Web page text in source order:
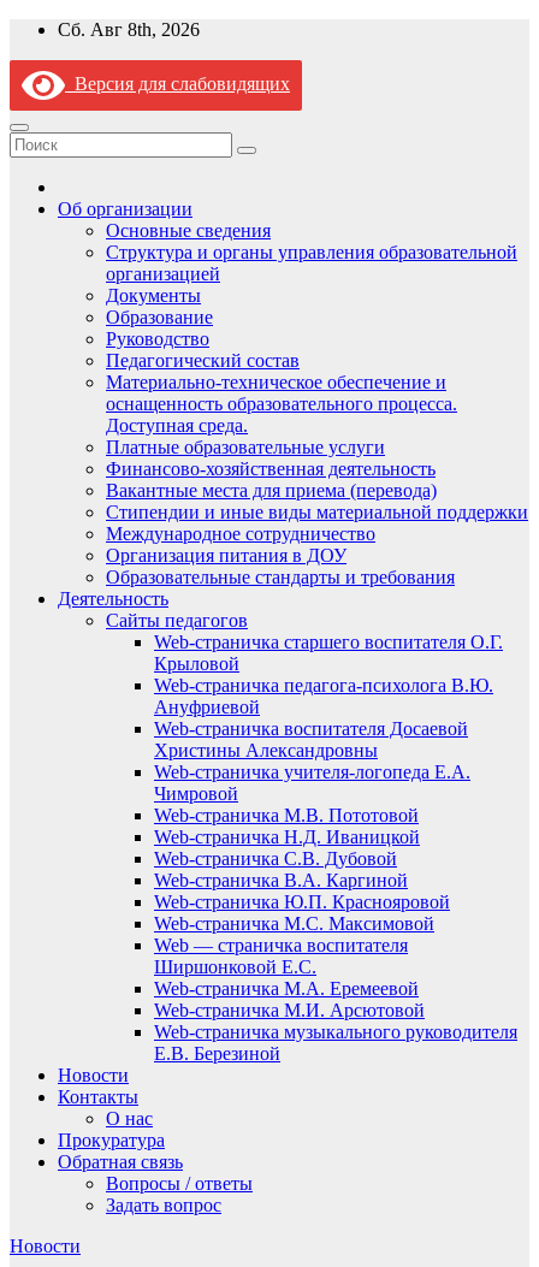
Перейти
содержимому
Сб. Авг 8th, 2026
Версия для слабовидящих
Об организации
Основные сведения
Структура и органы управления образовательной
организацией
Документы
Образование
Руководство
Педагогический состав
Материально-техническое обеспечение и
оснащенность образовательного процесса.
Доступная среда.
Платные образовательные услуги
Финансово-хозяйственная деятельность
Вакантные места для приема (перевода)
Стипендии и иные виды материальной поддержки
Международное сотрудничество
Организация питания в ДОУ
Образовательные стандарты и требования
Деятельность
Сайты педагогов
Web-страничка старшего воспитателя О.Г.
Крыловой
Web-страничка педагога-психолога В.Ю.
Ануфриевой
Web-страничка воспитателя Досаевой
Христины Александровны
Web-страничка учителя-логопеда Е.А.
Чимровой
Web-страничка М.В. Пототовой
Web-страничка Н.Д. Иваницкой
Web-страничка С.В. Дубовой
Web-страничка В.А. Каргиной
Web-страничка Ю.П. Краснояровой
Web-страничка М.С. Максимовой
Web — страничка воспитателя
Ширшонковой Е.С.
Web-страничка М.А. Еремеевой
Web-страничка М.И. Арсютовой
Web-страничка музыкального руководителя
Е.В. Березиной
Новости
Контакты
О нас
Прокуратура
Обратная связь
Вопросы / ответы
Задать вопрос
Новости